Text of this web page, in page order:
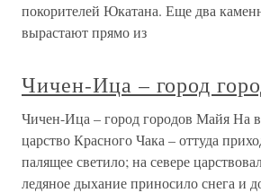
покорителей Юкатана. Еще два
вырастают прямо из
Чичен-Ица – город
Чичен-Ица – город городов Майя На
царство Красного Чака – оттуда
палящее светило; на севере
ледяное дыхание приносило снега и